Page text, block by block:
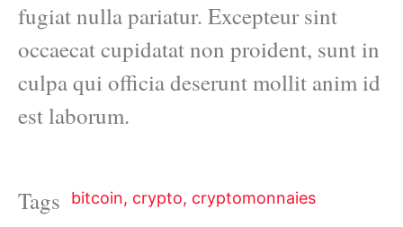
fugiat nulla pariatur. Excepteur sint
occaecat cupidatat non proident, sunt in
culpa qui officia deserunt mollit anim id
est laborum.
Tags bitcoin, crypto, cryptomonnaies